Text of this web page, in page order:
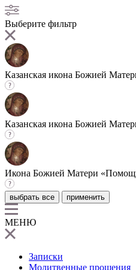
Выберите фильтр
Казанская икона Божией
Казанская икона Божией
Икона Божией Матери
выбрать все применить
МЕНЮ
Записки
Молитвенные прошения